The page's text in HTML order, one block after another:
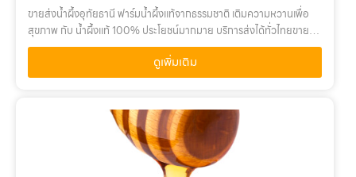
ขายส่งน้ำผึ้งอุทัยธานี ฟาร์มน้ำผึ้งแท้จากธรรมชาติ เติมความหวานเพื่อ
สุขภาพ กับ น้ำผึ้งแท้ 100% ประโยชน์มากมาย บริการส่งได้ทั่วไทยขายส่ง
น้ำผึ้งอุทัยธานี เติมความหวานเพื่อสุขภาพ กับ น้ำผึ้งแท้ 100% คุณค่…
ดูเพิ่มเติม